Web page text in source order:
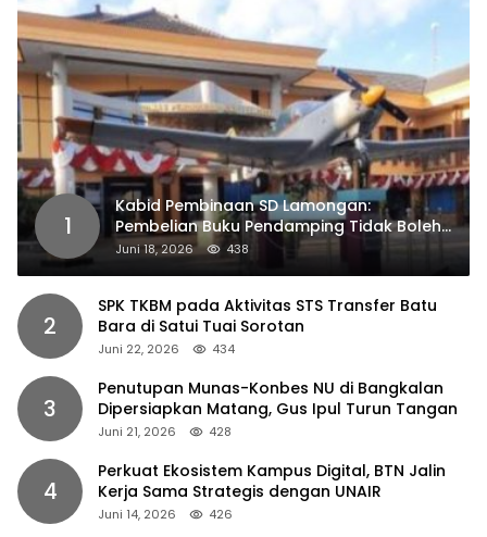
1
Kabid Pembinaan SD Lamongan:
Pembelian Buku Pendamping Tidak Boleh
Dipaksakan
Juni 18, 2026 438
2
SPK TKBM pada Aktivitas STS Transfer Batu
Bara di Satui Tuai Sorotan
Juni 22, 2026 434
3
Penutupan Munas-Konbes NU di Bangkalan
Dipersiapkan Matang, Gus Ipul Turun Tangan
Juni 21, 2026 428
4
Perkuat Ekosistem Kampus Digital, BTN Jalin
Kerja Sama Strategis dengan UNAIR
Juni 14, 2026 426